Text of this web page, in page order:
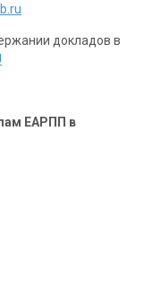
докладов в
ЕАРПП в